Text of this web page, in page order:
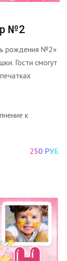
№2
рождения №2»
Гости смогут
к
250 РУБ.